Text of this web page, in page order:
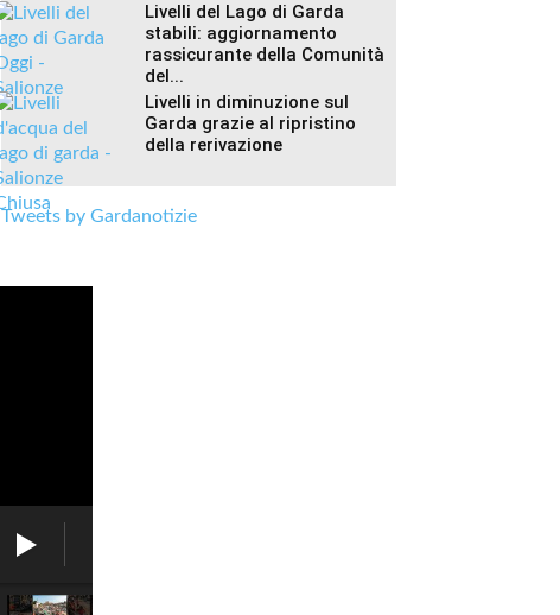
Livelli del Lago di Garda
stabili: aggiornamento
rassicurante della Comunità
del...
Livelli in diminuzione sul
Garda grazie al ripristino
della rerivazione
Tweets by Gardanotizie